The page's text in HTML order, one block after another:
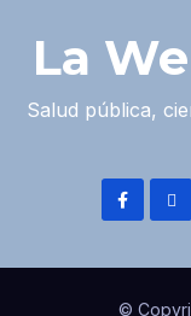
La
Salud pública,
©